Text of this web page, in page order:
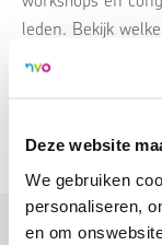
Deze website
We gebruiken
personaliseren,
en om
leden. Bekijk
schrijf je online in.
Ontdek alle